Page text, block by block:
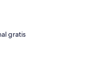
gratis